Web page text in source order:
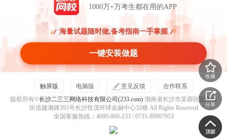
1000万+万考生都在用的APP
海量试题随时做,备考指南一手掌握
一键安装做题
触屏版 电脑版 意见反馈
合作联系
版权所有©长沙二三三网络科技有限公司(233.com)湖南省长沙市芙蓉区定王台
街道建湘路393号长沙世茂环球金融中心32楼 All Rights Reserved
全国客服热线：4000-800-233 / 0731-89907953
收藏
分享